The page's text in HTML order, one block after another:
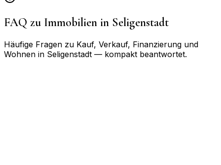
FAQ zu Immobilien in Seligenstadt
Häufige Fragen zu Kauf, Verkauf, Finanzierung und
Wohnen in Seligenstadt — kompakt beantwortet.